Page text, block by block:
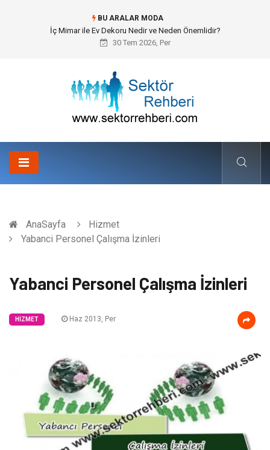
BU ARALAR MODA
İç Mimar ile Ev Dekoru Nedir ve Neden Önemlidir?
30 Tem 2026, Per
AnaSayfa
Hizmet
Yabanci Personel Çalışma İzinleri
Yabanci Personel Çalışma İzinleri
HIZMET Haz 2013, Per